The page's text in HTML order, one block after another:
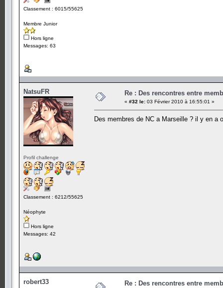
Classement : 6015/55625
Membre Junior
Hors ligne
Messages: 63
NatsuFR
Profil challenge
Classement : 6212/55625
Néophyte
Hors ligne
Messages: 42
Re : Des rencontres entre
« #32 le: 03 Février 2010 à 16:55:01 »
Des membres de NC a Marseille ? il y en a
robert33 Re : Des rencontres entre